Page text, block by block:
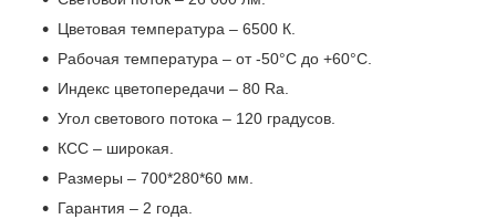
Цветовая температура – 6500 К.
Рабочая температура – от -50°С до +60°С.
Индекс цветопередачи – 80 Ra.
Угол светового потока – 120 градусов.
КСС – широкая.
Размеры – 700*280*60 мм.
Гарантия – 2 года.